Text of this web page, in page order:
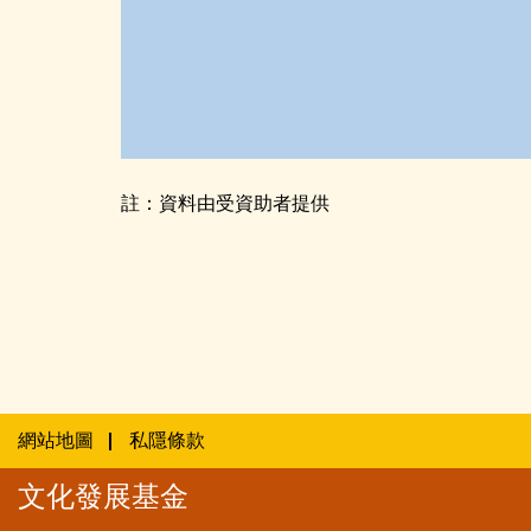
註：資料由受資助者提供
網站地圖 私隱條款
文化發展基金